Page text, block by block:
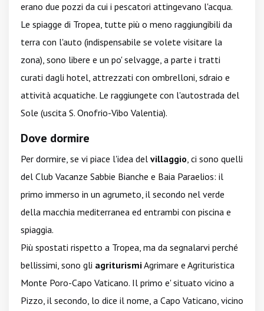
erano due pozzi da cui i pescatori attingevano l'acqua.
Le spiagge di Tropea, tutte più o meno raggiungibili da
terra con l'auto (indispensabile se volete visitare la
zona), sono libere e un po' selvagge, a parte i tratti
curati dagli hotel, attrezzati con ombrelloni, sdraio e
attività acquatiche. Le raggiungete con l'autostrada del
Sole (uscita S. Onofrio-Vibo Valentia).
Dove dormire
Per dormire, se vi piace l'idea del villaggio, ci sono quelli
del Club Vacanze Sabbie Bianche e Baia Paraelios: il
primo immerso in un agrumeto, il secondo nel verde
della macchia mediterranea ed entrambi con piscina e
spiaggia.
Più spostati rispetto a Tropea, ma da segnalarvi perché
bellissimi, sono gli agriturismiAgrimare e Agrituristica
Monte Poro-Capo Vaticano. Il primo e' situato vicino a
Pizzo, il secondo, lo dice il nome, a Capo Vaticano, vicino